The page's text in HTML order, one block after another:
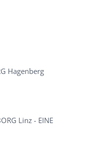
Hagenberg
Linz - EINE